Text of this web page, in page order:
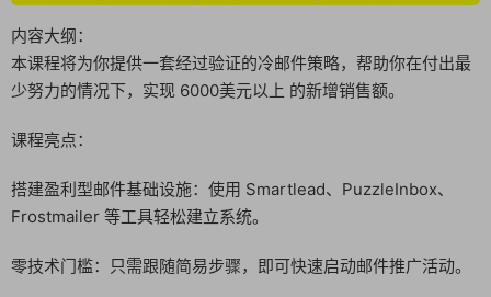
内容大纲：
本课程将为你提供一套经过验证的冷邮件策略，帮助你在付出最
少努力的情况下，实现 6000美元以上 的新增销售额。
课程亮点：
搭建盈利型邮件基础设施：使用 Smartlead、PuzzleInbox、
Frostmailer 等工具轻松建立系统。
零技术门槛：只需跟随简易步骤，即可快速启动邮件推广活动。